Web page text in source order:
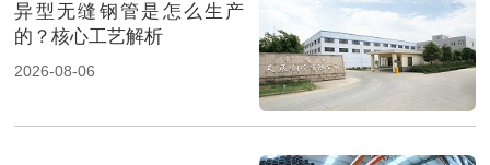
异型无缝钢管是怎么生产
的？核心工艺解析
2026-08-06